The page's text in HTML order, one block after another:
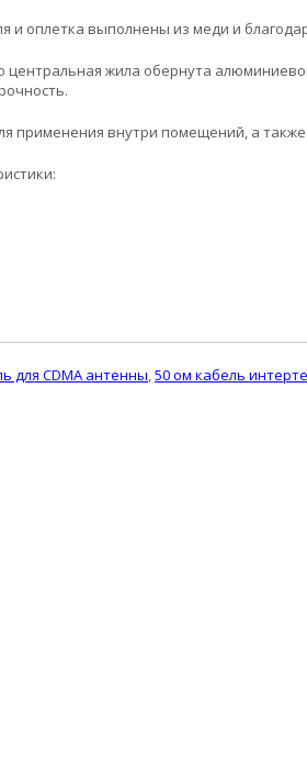
и оплетка выполнены из меди и
центральная жила обернута
применения внутри помещений, а
для CDMA антенны,50 ом кабель